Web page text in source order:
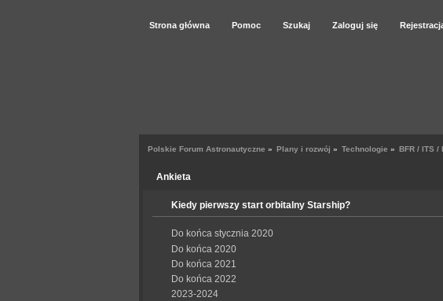
Strona główna Pomoc Szukaj Zaloguj się
Polskie Forum Astronautyczne » Plany i rozwój » Technologie » BFR / ITS /
Ankieta
Kiedy pierwszy start orbitalny Starship?
Do końca stycznia 2020
Do końca 2020
Do końca 2021
Do końca 2022
2023-2024